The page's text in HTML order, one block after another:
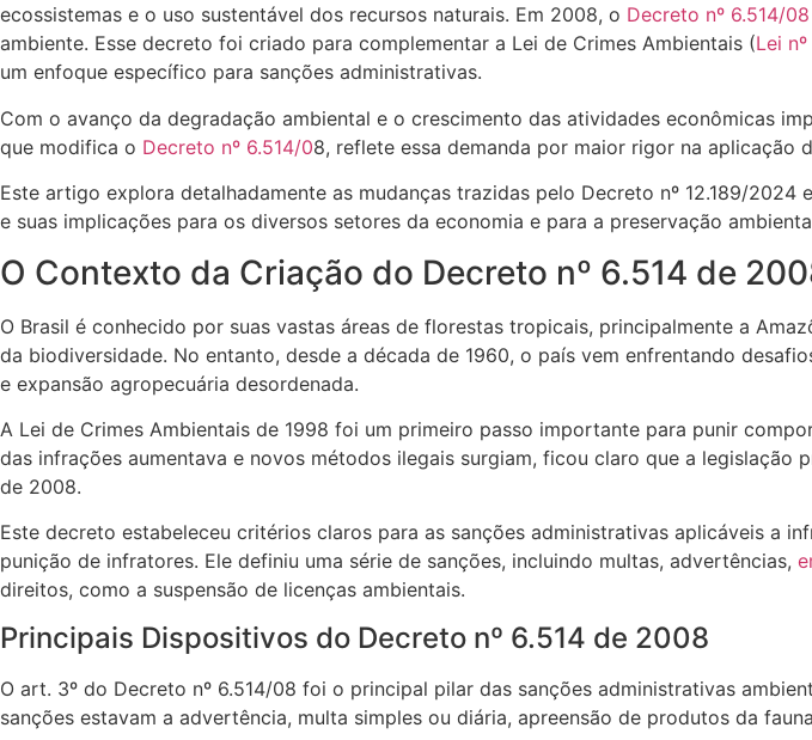
ecossistemas e o uso sustentável dos recursos naturais. Em 2008, o Decreto nº 6.514/08
ambiente. Esse decreto foi criado para complementar a Lei de Crimes Ambientais (Lei
um enfoque específico para sanções administrativas.
Com o avanço da degradação ambiental e o crescimento das atividades econômicas
que modifica o Decreto nº 6.514/08, reflete essa demanda por maior rigor na aplicação
Este artigo explora detalhadamente as mudanças trazidas pelo Decreto nº 12.189/2024
e suas implicações para os diversos setores da economia e para a preservação
O Contexto da Criação do Decreto nº 6.514 de
O Brasil é conhecido por suas vastas áreas de florestas tropicais, principalmente a
da biodiversidade. No entanto, desde a década de 1960, o país vem enfrentando
e expansão agropecuária desordenada.
A Lei de Crimes Ambientais de 1998 foi um primeiro passo importante para punir
das infrações aumentava e novos métodos ilegais surgiam, ficou claro que a
de 2008.
Este decreto estabeleceu critérios claros para as sanções administrativas aplicáveis a
punição de infratores. Ele definiu uma série de sanções, incluindo multas, advertências,
direitos, como a suspensão de licenças ambientais.
Principais Dispositivos do Decreto nº 6.514 de 2008
O art. 3º do Decreto nº 6.514/08 foi o principal pilar das sanções administrativas
sanções estavam a advertência, multa simples ou diária, apreensão de produtos da